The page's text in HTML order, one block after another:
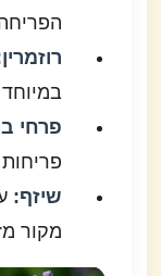
פרחי
שיזף:
מקור